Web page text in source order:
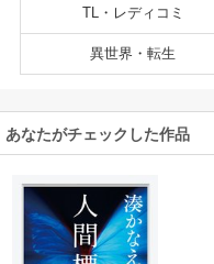
TL・レディコミ
異世界・転生
あなたがチェックした作品